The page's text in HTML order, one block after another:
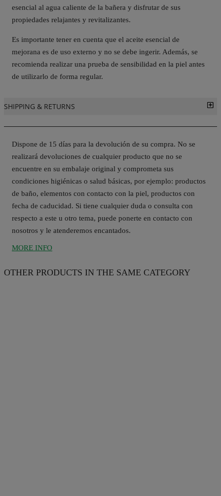
esencial al agua caliente de la bañera y disfrutar de sus
propiedades relajantes y revitalizantes.
Es importante tener en cuenta que el aceite esencial de
mejorana es de uso externo y no se debe ingerir. Además, se
recomienda realizar una prueba de sensibilidad en la piel antes
de utilizarlo de forma regular.
SHIPPING & RETURNS
Dispone de 15 días para la devolución de su compra. No se
realizará devoluciones de cualquier producto que no se
encuentre en su embalaje original y comprometa sus
condiciones higiénicas o salud básicas, por ejemplo: productos
de baño, elementos con contacto con la piel, productos con
fecha de caducidad. Si tiene cualquier duda o consulta con
respecto a este u otro tema, puede ponerte en contacto con
nosotros y le atenderemos encantados.
MORE INFO
OTHER PRODUCTS IN THE SAME CATEGORY